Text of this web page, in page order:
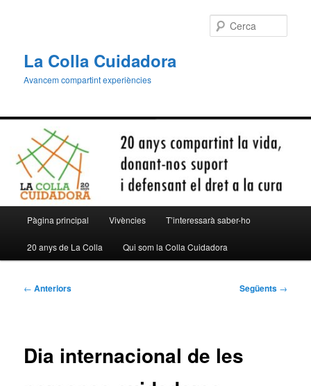
La Colla Cuidadora
Avancem compartint experiències
principal
Pàgina principal Vivències T’interessarà saber-ho
20 anys de La Colla Qui som la Colla Cuidadora
Navegació
← Anteriors Següents →
Dia internacional de les